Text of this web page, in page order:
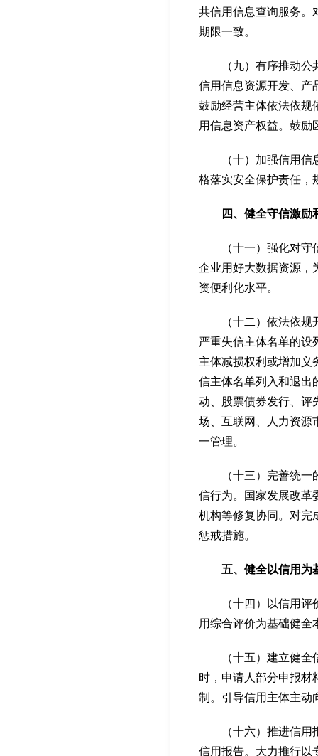
共信用信息查询服务。
期限一致。
（九）有序推动公共
信用信息资源开发、产
鼓励经营主体依法依规
用信息资产权益。鼓励
（十）加强信用信息
格落实安全保护责任，
四、健全守信激励
（十一）强化对守信
企业用好大数据资源，
资便利化水平。
（十二）依法依规开
严重失信主体名单的设
主体减损权利或增加义
信主体名单列入和退出
动、股票债券发行、评
场、互联网、人力资源
一管理。
（十三）完善统一的
信行为。国家发展改革
机构等修复协同。对完
惩戒措施。
五、健全以信用为
（十四）以信用评价
用综合评价为基础健
（十五）建立健全信
时，申请人部分申报材
制。引导信用主体主动
（十六）推进信用报
信用报告。大力推行以